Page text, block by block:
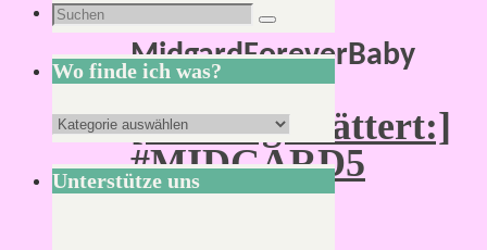
Schlagwort:
MidgardForeverBaby
[:Durchgeblättert:]
#MIDGARD5
–
Suchen
nach:
Suchen
Wo finde ich was?
Wo
finde
ich
Unterstütze uns